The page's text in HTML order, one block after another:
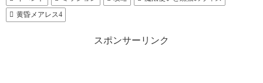
黄昏メアレス4
スポンサーリンク